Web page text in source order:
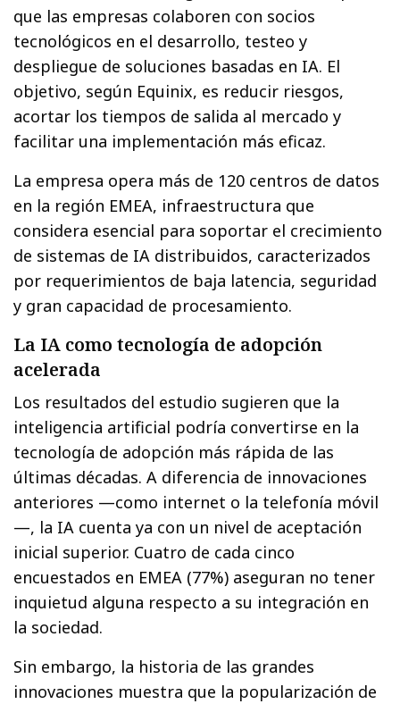
que las empresas colaboren con socios
tecnológicos en el desarrollo, testeo y
despliegue de soluciones basadas en IA. El
objetivo, según Equinix, es reducir riesgos,
acortar los tiempos de salida al mercado y
facilitar una implementación más eficaz.
La empresa opera más de 120 centros de datos
en la región EMEA, infraestructura que
considera esencial para soportar el crecimiento
de sistemas de IA distribuidos, caracterizados
por requerimientos de baja latencia, seguridad
y gran capacidad de procesamiento.
La IA como tecnología de adopción
acelerada
Los resultados del estudio sugieren que la
inteligencia artificial podría convertirse en la
tecnología de adopción más rápida de las
últimas décadas. A diferencia de innovaciones
anteriores —como internet o la telefonía móvil
—, la IA cuenta ya con un nivel de aceptación
inicial superior. Cuatro de cada cinco
encuestados en EMEA (77%) aseguran no tener
inquietud alguna respecto a su integración en
la sociedad.
Sin embargo, la historia de las grandes
innovaciones muestra que la popularización de